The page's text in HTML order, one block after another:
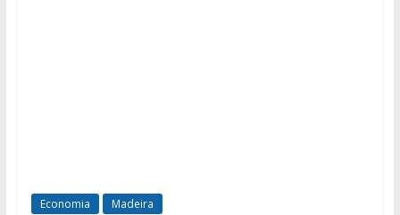
Economia Madeira